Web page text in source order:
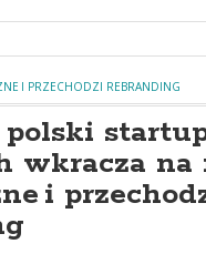
I PRZECHODZI REBRANDING
wkracza
i